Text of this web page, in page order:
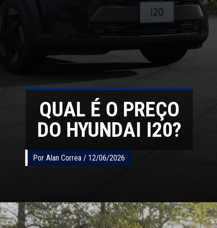
Por Alan Correa / 12/06/2026
Por Alan Correa / 12/06/2026
QUAL É O PREÇO
DO HYUNDAI I20?